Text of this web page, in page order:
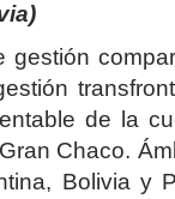
gestión
de la
Chaco.
Bolivia y